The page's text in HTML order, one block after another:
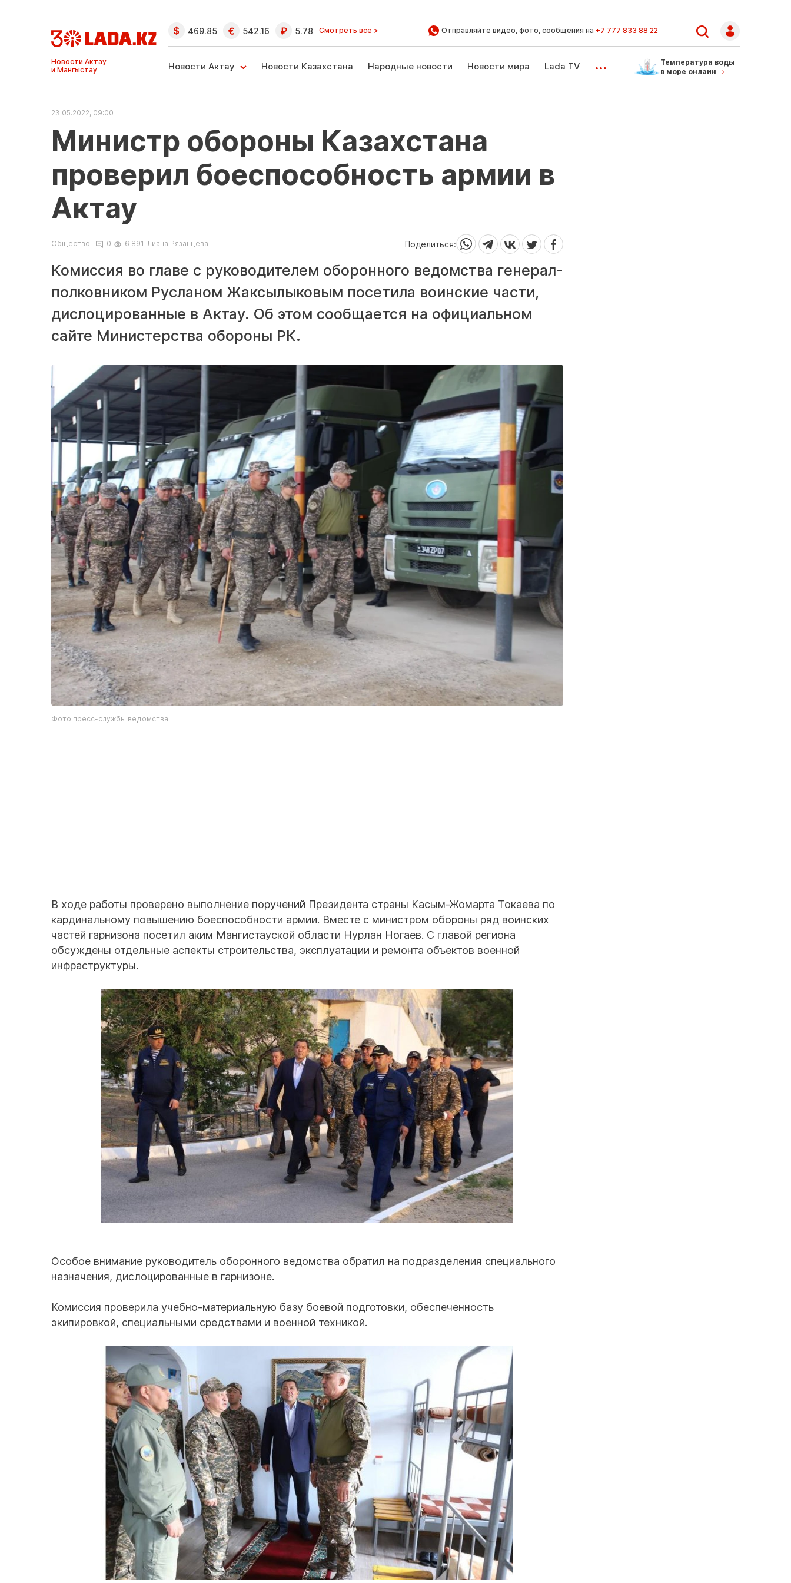
Ақтау және
Манғыстау
жаңалықтары
469.85 542.16 5.78 Смотреть все > Отправляйте видео, фото, сообщения на +7 777 833 88 22
Новости Актау Новости Казахстана Народные новости Новости мира Lada TV ...
Температура воды
в море онлайн
23.05.2022, 09:00
Министр обороны Казахстана
проверил боеспособность армии в
Актау
Общество 0 6 891 Лиана Рязанцева Поделиться:
Комиссия во главе с руководителем оборонного ведомства генерал-
полковником Русланом Жаксылыковым посетила воинские части,
дислоцированные в Актау. Об этом сообщается на официальном
сайте Министерства обороны РК.
Фото пресс-службы ведомства
В ходе работы проверено выполнение поручений Президента страны Касым-Жомарта Токаева по
кардинальному повышению боеспособности армии. Вместе с министром обороны ряд воинских
частей гарнизона посетил аким Мангистауской области Нурлан Ногаев. С главой региона
обсуждены отдельные аспекты строительства, эксплуатации и ремонта объектов военной
инфраструктуры.
Особое внимание руководитель оборонного ведомства обратил на подразделения специального
назначения, дислоцированные в гарнизоне.
Комиссия проверила учебно-материальную базу боевой подготовки, обеспеченность
экипировкой, специальными средствами и военной техникой.